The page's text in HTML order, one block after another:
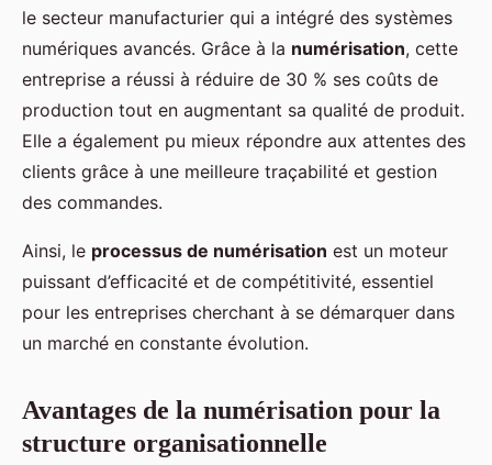
le secteur manufacturier qui a intégré des systèmes
numériques avancés. Grâce à la numérisation, cette
entreprise a réussi à réduire de 30 % ses coûts de
production tout en augmentant sa qualité de produit.
Elle a également pu mieux répondre aux attentes des
clients grâce à une meilleure traçabilité et gestion
des commandes.
Ainsi, le processus de numérisation est un moteur
puissant d’efficacité et de compétitivité, essentiel
pour les entreprises cherchant à se démarquer dans
un marché en constante évolution.
Avantages de la numérisation pour la
structure organisationnelle